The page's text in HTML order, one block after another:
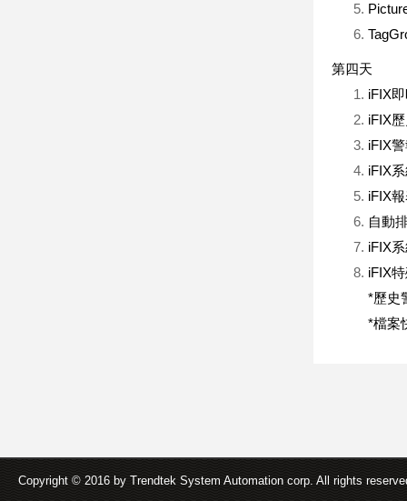
第四天
iFIX
iFIX
iFIX
iFIX
iFIX
自動
iFIX
iFIX
*歷史
*檔案
Copyright © 2016 by Trendtek System Automation corp. All rights